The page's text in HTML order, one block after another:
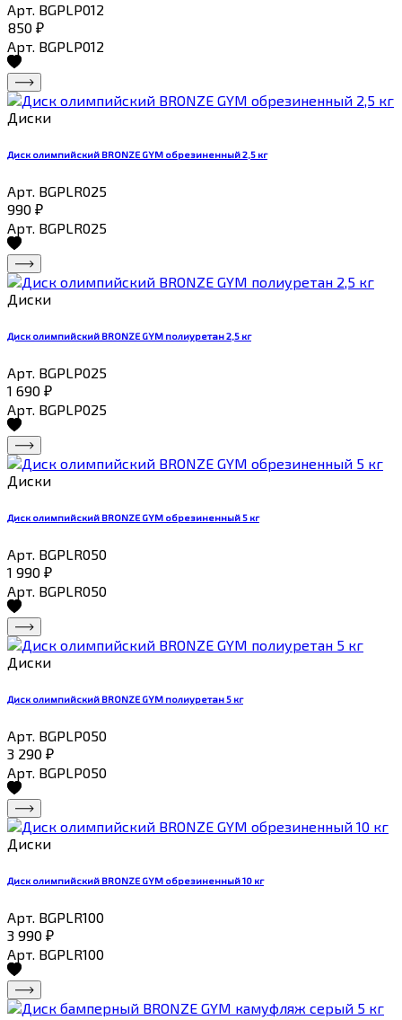
Арт. BGPLP012
850 ₽
Арт. BGPLP012
Диски
Диск олимпийский BRONZE GYM обрезиненный 2,5 кг
Арт. BGPLR025
990 ₽
Арт. BGPLR025
Диски
Диск олимпийский BRONZE GYM полиуретан 2,5 кг
Арт. BGPLP025
1 690 ₽
Арт. BGPLP025
Диски
Диск олимпийский BRONZE GYM обрезиненный 5 кг
Арт. BGPLR050
1 990 ₽
Арт. BGPLR050
Диски
Диск олимпийский BRONZE GYM полиуретан 5 кг
Арт. BGPLP050
3 290 ₽
Арт. BGPLP050
Диски
Диск олимпийский BRONZE GYM обрезиненный 10 кг
Арт. BGPLR100
3 990 ₽
Арт. BGPLR100